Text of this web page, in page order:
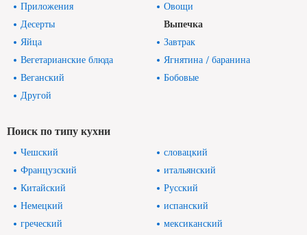
Приложения
Овощи
Десерты
Выпечка
Яйца
Завтрак
Вегетарианские блюда
Ягнятина / баранина
Веганский
Бобовые
Другой
Поиск по типу кухни
Чешский
словацкий
Французский
итальянский
Китайский
Русский
Немецкий
испанский
греческий
мексиканский